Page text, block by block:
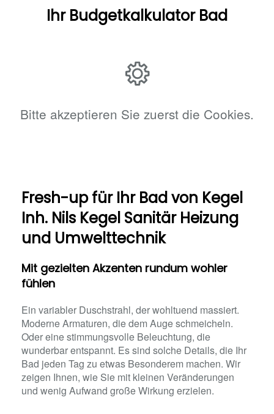
Ihr Budgetkalkulator Bad
Bitte akzeptieren Sie zuerst die Cookies.
Fresh-up für Ihr Bad von Kegel
Inh. Nils Kegel Sanitär Heizung
und Umwelttechnik
Mit gezielten Akzenten rundum wohler
fühlen
Ein variabler Duschstrahl, der wohltuend massiert.
Moderne Armaturen, die dem Auge schmeicheln.
Oder eine stimmungsvolle Beleuchtung, die
wunderbar entspannt. Es sind solche Details, die Ihr
Bad jeden Tag zu etwas Besonderem machen. Wir
zeigen Ihnen, wie Sie mit kleinen Veränderungen
und wenig Aufwand große Wirkung erzielen.